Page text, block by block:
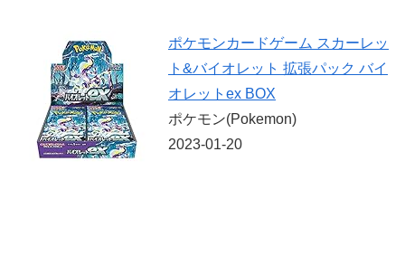
ポケモンカードゲーム スカーレッ
ト&バイオレット 拡張パック バイ
オレットex BOX
ポケモン(Pokemon)
2023-01-20